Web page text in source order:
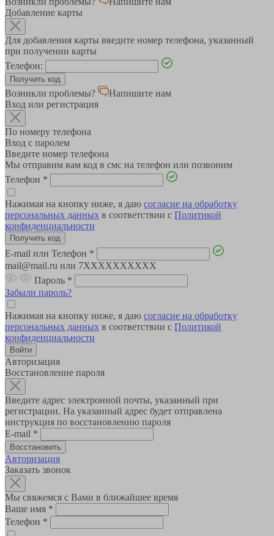
Добавление карты
Для добавления карты введите номер телефона, указанный
при получении карты
Телефон:
Возникли проблемы?
Напишите нам
Вход или регистрация
По номеру телефона
Вход с паролем
Введите номер телефона
Мы отправим вам код в смс на телефон или позвоним
Телефон *
Нажимая на кнопку ниже, я даю согласие на обработку
персональных данных в соответствии с Политикой
конфиденциальности
E-mail или Телефон *
mail@mail.ru или 7XXXXXXXXXX
Пароль *
Забыли пароль?
Нажимая на кнопку ниже, я даю согласие на обработку
персональных данных в соответствии с Политикой
конфиденциальности
Авторизация
Восстановление пароля
Введите адрес электронной почты, указанный при
регистрации. На указанный адрес будет отправлена
инструкция по восстановлению пароля
E-mail *
Авторизация
Заказать звонок
Мы свяжемся с Вами в ближайшее время
Ваше имя *
Телефон *